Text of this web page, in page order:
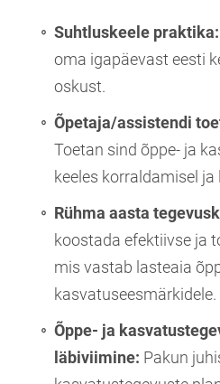
Suhtluskeele praktika:
oma igapäevast eesti
oskust.
Õpetaja/assistendi
Toetan sind õppe- ja
keeles korraldamisel
Rühma aasta
koostada efektiivse ja
mis vastab lasteaia
kasvatuseesmärkidele.
Õppe- ja
läbiviimine: Pakun